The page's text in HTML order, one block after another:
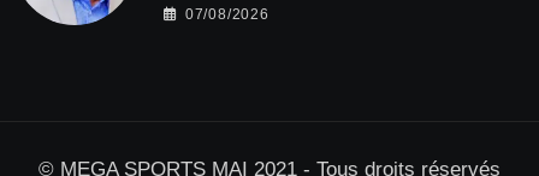
07/08/2026
© MEGA SPORTS MAI 2021 - Tous droits réservés